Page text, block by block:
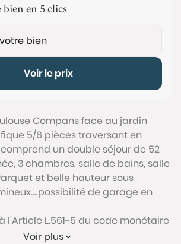
en 5 clics
Voir le prix
Compans face au jardin
5/6 pièces traversant en
un double séjour de 52
3 chambres, salle de bains, salle
et belle hauteur sous
de garage en
l'Article L.561-5 du code monétaire
noter qu'une pièce d'identité
Voir plus